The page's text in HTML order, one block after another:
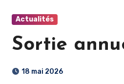
Actualités
Sortie
18 mai 2026